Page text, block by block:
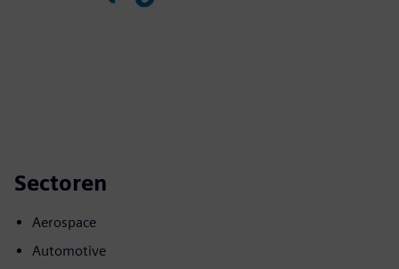
Sectoren
Aerospace
Automotive